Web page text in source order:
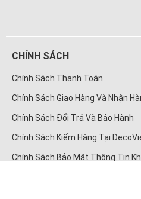
CHÍNH SÁCH
Chính Sách Thanh Toán
Chính Sách Giao Hàng Và Nhận
Chính Sách Đổi Trả Và Bảo Hành
Chính Sách Kiểm Hàng Tại
Chính Sách Bảo Mật Thông Tin